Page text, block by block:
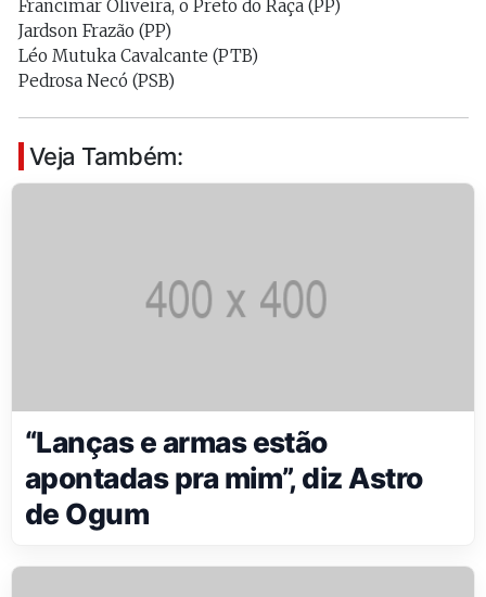
Francimar Oliveira, o Preto do Raça (PP)
Jardson Frazão (PP)
Léo Mutuka Cavalcante (PTB)
Pedrosa Necó (PSB)
Veja Também:
“Lanças e armas estão
apontadas pra mim”, diz Astro
de Ogum